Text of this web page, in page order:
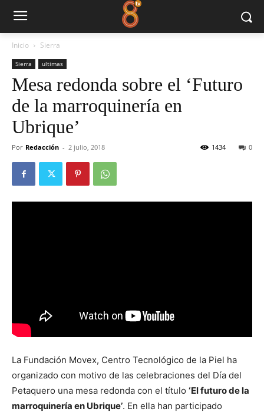
Inicio Sierra
Sierra ultimas
Mesa redonda sobre el ‘Futuro
de la marroquinería en
Ubrique’
Por Redacción - 2 julio, 2018 0
1434
La Fundación Movex, Centro Tecnológico de la Piel ha
organizado con motivo de las celebraciones del Día del
Petaquero una mesa redonda con el título ‘El futuro de la
marroquinería en Ubrique’. En ella han participado